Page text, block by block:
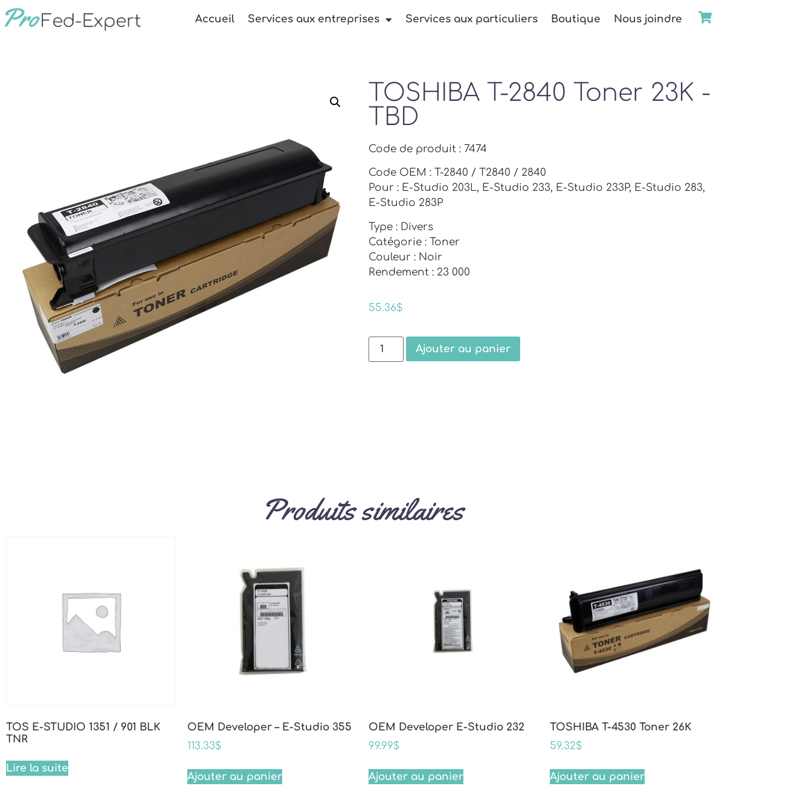
Accueil Services aux entreprises Services aux particuliers Boutique Nous joindre
TOSHIBA T-2840 Toner 23K -
TBD
Code de produit : 7474
Code OEM : T-2840 / T2840 / 2840
Pour : E-Studio 203L, E-Studio 233, E-Studio 233P, E-Studio 283,
E-Studio 283P
Type : Divers
Catégorie : Toner
Couleur : Noir
Rendement : 23 000
55.36$
Ajouter au panier
Produits similaires
TOS E-STUDIO 1351 / 901 BLK
TNR
Lire la suite
OEM Developer – E-Studio 355
113.33$
Ajouter au panier
OEM Developer E-Studio 232
99.99$
Ajouter au panier
TOSHIBA T-4530 Toner 26K
59.32$
Ajouter au panier